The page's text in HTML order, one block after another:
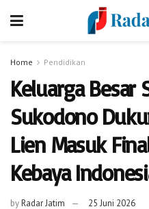
Home Pendidikan
Keluarga Besar
Sukodono
Lien Masuk
Kebaya
byRadar Jatim 25 Juni 2026